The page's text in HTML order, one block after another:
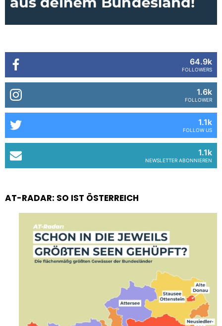
64.9k
FOLLOWERS
1.6k
FOLLOWER
1.1k
FOLLOW US
1.1k
NEWSLETTER ABONNIEREN
AT-RADAR: SO IST ÖSTERREICH